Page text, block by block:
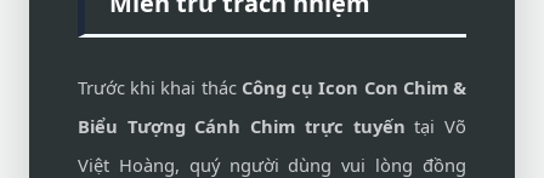
Trước khi khai thác Công cụ Icon Con Chim &
Biểu Tượng Cánh Chim trực tuyến tại Võ
Việt Hoàng, quý người dùng vui lòng đồng